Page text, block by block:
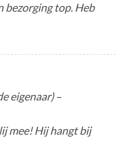
bezorging top. Heb
eigenaar) –
mee! Hij hangt bij